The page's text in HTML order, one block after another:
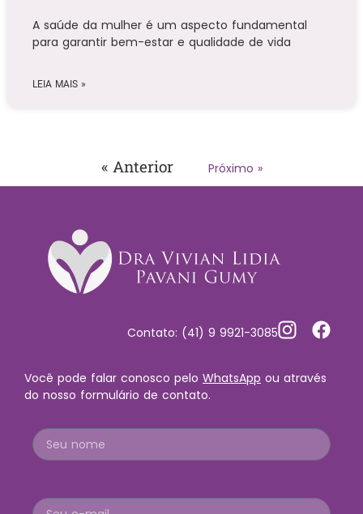
A saúde da mulher é um aspecto fundamental
para garantir bem-estar e qualidade de vida
LEIA MAIS »
« Anterior Próximo »
Contato: (41) 9 9921-3085
Você pode falar conosco pelo WhatsApp ou através
do nosso formulário de contato.